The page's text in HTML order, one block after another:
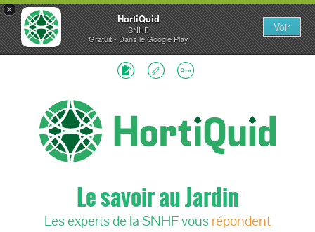
×
HortiQuid
SNHF
Gratuit - Dans le Google Play
Voir
Le savoir au Jardin
Les experts de la SNHF vousrépondent